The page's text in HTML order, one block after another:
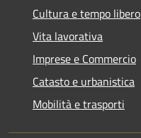
Cultura e tempo libero
Vita lavorativa
Imprese e Commercio
Catasto e urbanistica
Mobilità e trasporti